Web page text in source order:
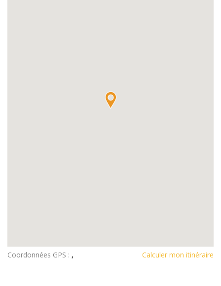
Coordonnées GPS : , Calculer mon itinéraire